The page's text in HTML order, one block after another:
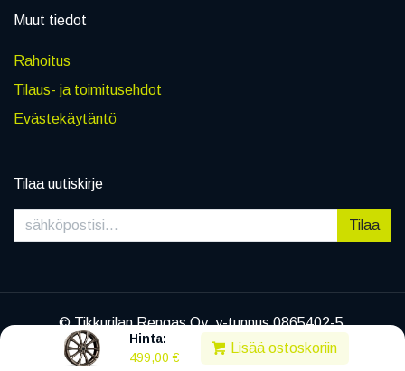
Hinta:
499,00 €
Lisää ostoskoriin
Muut tiedot
Rahoitus
Tilaus- ja toimitusehdot
Evästekäytäntö
Tilaa uutiskirje
Tilaa
© Tikkurilan Rengas Oy, y-tunnus 0865402-5
|Tietosuojaseloste